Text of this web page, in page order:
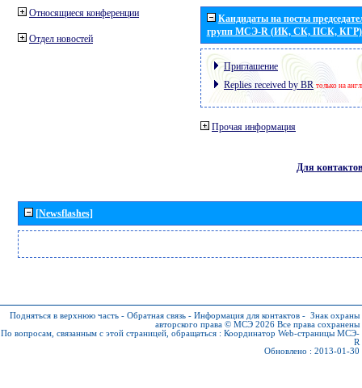
Относящиеся конференции
Отдел новостей
Кандидаты на посты
групп МСЭ-R (ИК, СК, ПСК, КГР)
Приглашение
Replies received by BR только на
Прочая информация
Для контактов
[Newsflashes]
Подняться в верхнюю часть - Обратная связь - Информация для контактов - Знак охраны
авторского права © МСЭ 2026 Все права сохранены
По вопросам, связанным с этой страницей, обращаться : Координатор Web-страницы МСЭ-
R
Обновлено : 2013-01-30